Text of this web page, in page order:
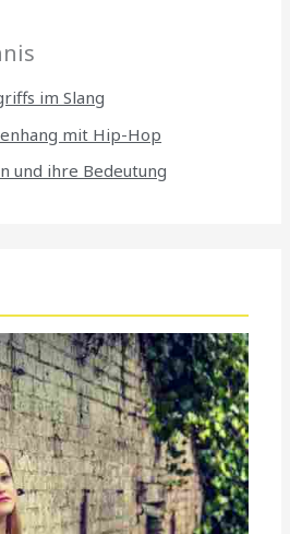
im Slang
mit Hip-Hop
und ihre Bedeutung